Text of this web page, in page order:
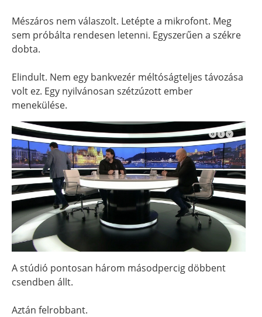
Mészáros nem válaszolt. Letépte a mikrofont. Meg
sem próbálta rendesen letenni. Egyszerűen a székre
dobta.
Elindult. Nem egy bankvezér méltóságteljes távozása
volt ez. Egy nyilvánosan szétzúzott ember
menekülése.
A stúdió pontosan három másodpercig döbbent
csendben állt.
Aztán felrobbant.